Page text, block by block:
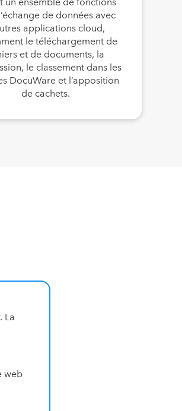
de données avec
applications cloud,
le téléchargement de
et de documents, la
le classement dans les
DocuWare et l’apposition
de cachets.
La
web